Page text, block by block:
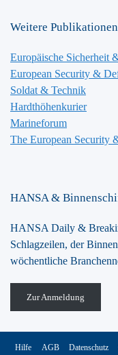
Weitere
Europäische Sicherheit
European Security &
Soldat & Technik
Hardthöhenkurier
Marineforum
The European Security
HANSA &
HANSA Daily &
Schlagzeilen, der
wöchentliche
Zur Anmeldung
Hilfe AGB Datenschutz